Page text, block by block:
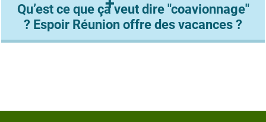
Qu’est ce que ça veut dire "coavionnage"
? Espoir Réunion offre des vacances ?